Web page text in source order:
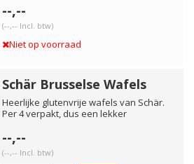
--,--
(--,-- Incl. btw)
Niet op voorraad
Schär Brusselse Wafels
Heerlijke glutenvrije wafels van Schär.
Per 4 verpakt, dus een lekker
--,--
(--,-- Incl. btw)